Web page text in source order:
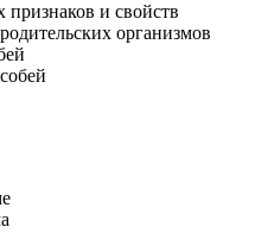
признаков и свойств
организмов